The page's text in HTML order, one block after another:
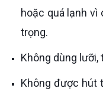
hoặc quá lạnh
trọng.
Không dùng
Không được hút thuốc, không sử dụng nước muối